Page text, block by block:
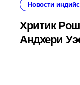
Новости
Хритик
Андхери